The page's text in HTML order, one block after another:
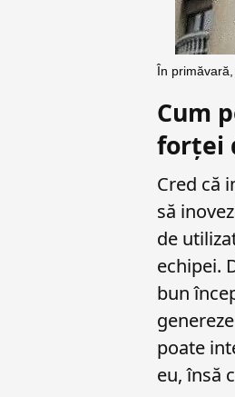
În
Cum
forței
Cred că
să
de
echipei.
bun
poate
eu, însă